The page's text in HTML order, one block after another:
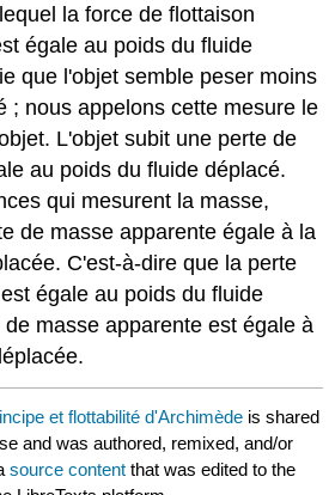
la force de flottaison
égale au poids du fluide
que l'objet semble peser moins
; nous appelons cette mesure le
L'objet subit une perte de
au poids du fluide déplacé.
qui mesurent la masse,
de masse apparente égale à la
C'est-à-dire que la perte
égale au poids du fluide
masse apparente est égale à
et flottabilité d'Archimède is shared
and was authored, remixed, and/or
source content that was edited to the